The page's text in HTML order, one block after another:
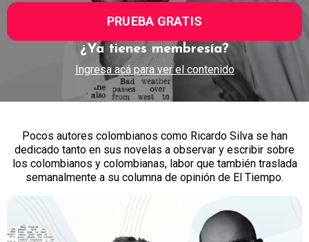
PRUEBA GRATIS
¿Ya tienes membresía?
Ingresa acá para ver el contenido
Pocos autores colombianos como Ricardo Silva se han
dedicado tanto en sus novelas a observar y escribir sobre
los colombianos y colombianas, labor que también traslada
semanalmente a su columna de opinión de El Tiempo.